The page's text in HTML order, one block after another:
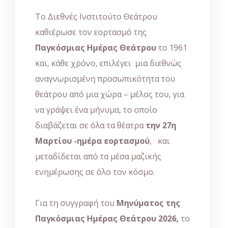
Το Διεθνές Ινστιτούτο Θεάτρου
καθιέρωσε τον εορτασμό της
Παγκόσμιας Ημέρας Θεάτρουτο 1961
και, κάθε χρόνο, επιλέγει μια διεθνώς
αναγνωρισμένη προσωπικότητα του
θεάτρου από μια χώρα – μέλος του, για
να γράψει ένα μήνυμα, το οποίο
διαβάζεται σε όλα τα θέατρατην 27η
Μαρτίου -ημέρα εορτασμού, και
μεταδίδεται από τα μέσα μαζικής
ενημέρωσης σε όλο τον κόσμο.
Για τη συγγραφή του Μηνύματος της
Παγκόσμιας Ημέρας Θεάτρου 2026, το